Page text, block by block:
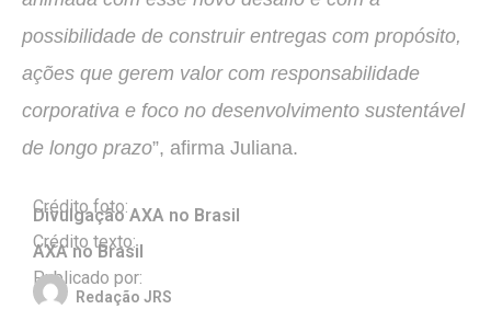
possibilidade de construir entregas com propósito,
ações que gerem valor com responsabilidade
corporativa e foco no desenvolvimento sustentável
de longo prazo”, afirma Juliana.
Crédito foto:
Divulgação AXA no Brasil
Crédito texto:
AXA no Brasil
Publicado por:
Redação JRS